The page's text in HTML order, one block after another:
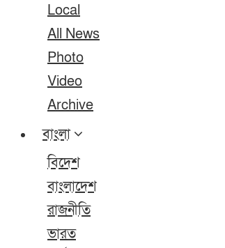
Local
All News
Photo
Video
Archive
বাংলা
বিদেশ
বাংলাদেশ
রাজনীতি
ভারত